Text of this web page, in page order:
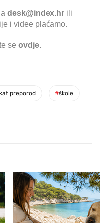
desk@index.hr ili
i videe plaćamo.
se ovdje.
preporod #škole